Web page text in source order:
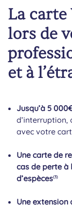
La carte
lors de
et à
Jusqu’à 5
d’interruption,
avec votre
Une carte de
cas de perte à
d’espèces(3)
Une extension